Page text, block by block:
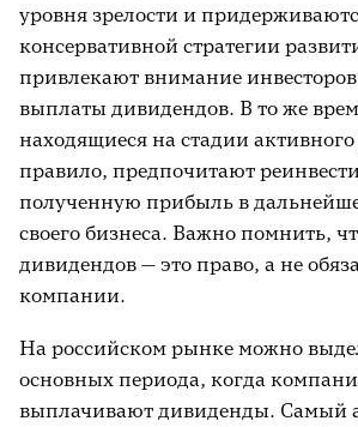
уровня зрелости и
консервативной стратегии
привлекают внимание
выплаты дивидендов. В то же
находящиеся на стадии активного
правило, предпочитают
полученную прибыль в
своего бизнеса. Важно помнить,
дивидендов — это право, а не
компании.
На российском рынке можно
основных периода, когда
выплачивают дивиденды. Самый